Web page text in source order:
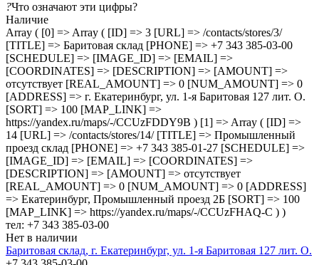
?Что означают эти цифры?
Наличие
Array ( [0] => Array ( [ID] => 3 [URL] => /contacts/stores/3/
[TITLE] => Баритовая склад [PHONE] => +7 343 385-03-00
[SCHEDULE] => [IMAGE_ID] => [EMAIL] =>
[COORDINATES] => [DESCRIPTION] => [AMOUNT] =>
отсутствует [REAL_AMOUNT] => 0 [NUM_AMOUNT] => 0
[ADDRESS] => г. Екатеринбург, ул. 1-я Баритовая 127 лит. О.
[SORT] => 100 [MAP_LINK] =>
https://yandex.ru/maps/-/CCUzFDDY9B ) [1] => Array ( [ID] =>
14 [URL] => /contacts/stores/14/ [TITLE] => Промышленный
проезд cклад [PHONE] => +7 343 385-01-27 [SCHEDULE] =>
[IMAGE_ID] => [EMAIL] => [COORDINATES] =>
[DESCRIPTION] => [AMOUNT] => отсутствует
[REAL_AMOUNT] => 0 [NUM_AMOUNT] => 0 [ADDRESS]
=> Екатеринбург, Промышленный проезд 2Б [SORT] => 100
[MAP_LINK] => https://yandex.ru/maps/-/CCUzFHAQ-C ) )
тел: +7 343 385-03-00
Нет в наличии
Баритовая склад, г. Екатеринбург, ул. 1-я Баритовая 127 лит. О.